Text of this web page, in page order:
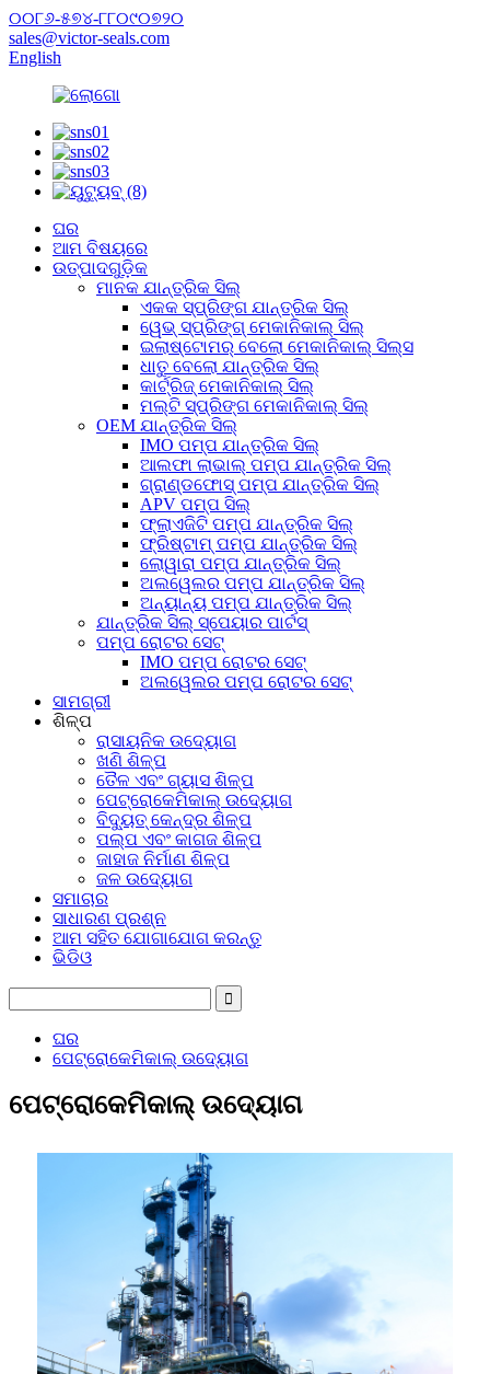
୦୦୮୬-୫୭୪-୮୮୦୯୦୭୨୦
sales@victor-seals.com
English
ଘର
ଆମ ବିଷୟରେ
ଉତ୍ପାଦଗୁଡ଼ିକ
ମାନକ ଯାନ୍ତ୍ରିକ ସିଲ୍
ଏକକ ସ୍ପ୍ରିଙ୍ଗ ଯାନ୍ତ୍ରିକ ସିଲ୍
ୱେଭ୍ ସ୍ପ୍ରିଙ୍ଗ୍ ମେକାନିକାଲ୍ ସିଲ୍
ଇଲାଷ୍ଟୋମର୍ ବେଲୋ ମେକାନିକାଲ୍ ସିଲ୍ସ
ଧାତୁ ବେଲୋ ଯାନ୍ତ୍ରିକ ସିଲ୍
କାର୍ଟ୍ରିଜ୍ ମେକାନିକାଲ୍ ସିଲ୍
ମଲ୍ଟି ସ୍ପ୍ରିଙ୍ଗ ମେକାନିକାଲ୍ ସିଲ୍
OEM ଯାନ୍ତ୍ରିକ ସିଲ୍
IMO ପମ୍ପ ଯାନ୍ତ୍ରିକ ସିଲ୍
ଆଲଫା ଲାଭାଲ୍ ପମ୍ପ ଯାନ୍ତ୍ରିକ ସିଲ୍
ଗ୍ରାଣ୍ଡଫୋସ୍ ପମ୍ପ ଯାନ୍ତ୍ରିକ ସିଲ୍
APV ପମ୍ପ ସିଲ୍
ଫ୍ଲାଏଜିଟି ପମ୍ପ ଯାନ୍ତ୍ରିକ ସିଲ୍
ଫ୍ରିଷ୍ଟାମ୍ ପମ୍ପ ଯାନ୍ତ୍ରିକ ସିଲ୍
ଲୋୱାରା ପମ୍ପ ଯାନ୍ତ୍ରିକ ସିଲ୍
ଅଲୱେଲର ପମ୍ପ ଯାନ୍ତ୍ରିକ ସିଲ୍
ଅନ୍ୟାନ୍ୟ ପମ୍ପ ଯାନ୍ତ୍ରିକ ସିଲ୍
ଯାନ୍ତ୍ରିକ ସିଲ୍ ସ୍ପେୟାର ପାର୍ଟସ୍
ପମ୍ପ ରୋଟର ସେଟ୍
IMO ପମ୍ପ ରୋଟର ସେଟ୍
ଅଲୱେଲର ପମ୍ପ ରୋଟର ସେଟ୍
ସାମଗ୍ରୀ
ଶିଳ୍ପ
ରାସାୟନିକ ଉଦ୍ୟୋଗ
ଖଣି ଶିଳ୍ପ
ତୈଳ ଏବଂ ଗ୍ୟାସ ଶିଳ୍ପ
ପେଟ୍ରୋକେମିକାଲ୍ ଉଦ୍ୟୋଗ
ବିଦ୍ୟୁତ୍ କେନ୍ଦ୍ର ଶିଳ୍ପ
ପଲ୍ପ ଏବଂ କାଗଜ ଶିଳ୍ପ
ଜାହାଜ ନିର୍ମାଣ ଶିଳ୍ପ
ଜଳ ଉଦ୍ୟୋଗ
ସମାଚାର
ସାଧାରଣ ପ୍ରଶ୍ନ
ଆମ ସହିତ ଯୋଗାଯୋଗ କରନ୍ତୁ
ଭିଡିଓ
ଘର
ପେଟ୍ରୋକେମିକାଲ୍ ଉଦ୍ୟୋଗ
ପେଟ୍ରୋକେମିକାଲ୍ ଉଦ୍ୟୋଗ